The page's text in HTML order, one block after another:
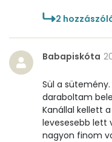
2
Babapiskóta
Sül a
daraboltam
Kanállal kellett
levesesebb lett
nagyon finom